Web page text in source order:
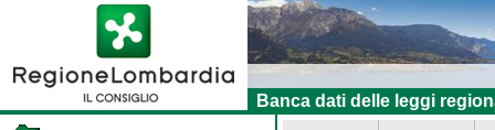
Banca dati delle leggi